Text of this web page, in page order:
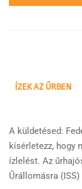
ÍZEK AZ ŰRBEN
A küldetésed:
kísérletezz, hogy
ízlelést. Az
Űrállomásra